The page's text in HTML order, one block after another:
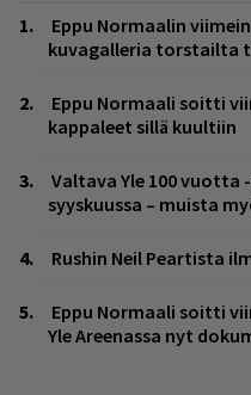
Eppu Normaalin
kuvagalleria torstailta
Eppu Normaali soitti
kappaleet sillä kuultiin
Valtava Yle 100 vuotta
syyskuussa – muista
Rushin Neil Peartista
Eppu Normaali soitti
Yle Areenassa nyt